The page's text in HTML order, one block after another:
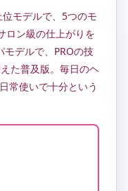
位モデルで、5つのモ
ロン級の仕上がりを
モデルで、PROの技
た普及版。毎日のヘ
常使いで十分という